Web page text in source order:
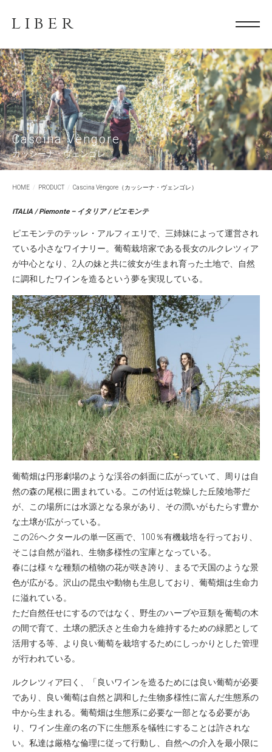
LIBER
Cascina Vèngore
カッシーナ・ヴェンゴレ
HOME PRODUCT Cascina Vèngore（カッシーナ・ヴェンゴレ）
ITALIA / Piemonte – イタリア / ピエモンテ
ピエモンテのテッレ・アルフィエリで、三姉妹によって運営され
ている小さなワイナリー。葡萄栽培家である長女のルクレツィア
が中心となり、2人の妹と共に彼女が生まれ育った土地で、自然
に調和したワインを造るという夢を実現している。
葡萄畑は円形劇場のような渓谷の斜面に広がっていて、周りは自
然の森の尾根に囲まれている。この付近は乾燥した丘陵地帯だ
が、この場所には水源となる泉があり、その潤いがもたらす豊か
な土壌が広がっている。
この26ヘクタールの単一区画で、100％有機栽培を行っており、
そこは自然が溢れ、生物多様性の宝庫となっている。
春には様々な種類の植物の花が咲き誇り、まるで天国のような景
色が広がる。沢山の昆虫や動物も生息しており、葡萄畑は生命力
に溢れている。
ただ自然任せにするのではなく、野生のハーブや豆類を葡萄の木
の間で育て、土壌の肥沃さと生命力を維持するための緑肥として
活用する等、より良い葡萄を栽培するためにしっかりとした管理
が行われている。
ルクレツィア曰く、「良いワインを造るためには良い葡萄が必要
であり、良い葡萄は自然と調和した生物多様性に富んだ生態系の
中から生まれる。葡萄畑は生態系に必要な一部となる必要があ
り、ワイン生産の名の下に生態系を犠牲にすることは許されな
い。私達は厳格な倫理に従って行動し、自然への介入を最小限に